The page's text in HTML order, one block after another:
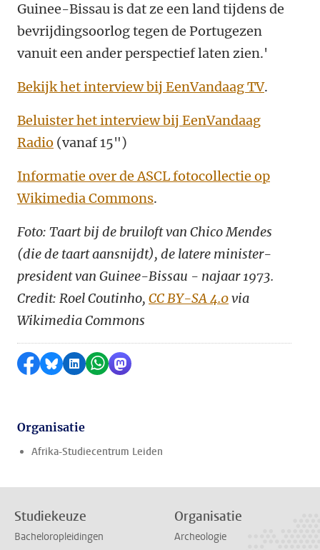
Guinee-Bissau is dat ze een land tijdens de
bevrijdingsoorlog tegen de Portugezen
vanuit een ander perspectief laten zien.'
Bekijk het interview bij EenVandaag TV.
Beluister het interview bij EenVandaag
Radio (vanaf 15")
Informatie over de ASCL fotocollectie op
Wikimedia Commons.
Foto: Taart bij de bruiloft van Chico Mendes
(die de taart aansnijdt), de latere minister-
president van Guinee-Bissau - najaar 1973.
Credit: Roel Coutinho, CC BY-SA 4.0via
Wikimedia Commons
Delen op Facebook
Delen via Bluesky
Delen op LinkedIn
Delen via WhatsApp
Delen via Mastodon
Organisatie
Afrika-Studiecentrum Leiden
Studiekeuze
Bacheloropleidingen
Organisatie
Archeologie